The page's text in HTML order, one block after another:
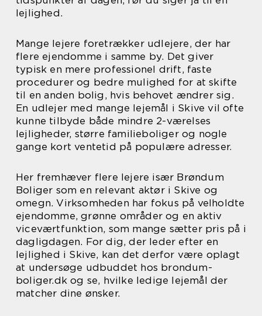
lejlighed.
Mange lejere foretrækker udlejere, der har
flere ejendomme i samme by. Det giver
typisk en mere professionel drift, faste
procedurer og bedre mulighed for at skifte
til en anden bolig, hvis behovet ændrer sig.
En udlejer med mange lejemål i Skive vil ofte
kunne tilbyde både mindre 2-værelses
lejligheder, større familieboliger og nogle
gange kort ventetid på populære adresser.
Her fremhæver flere lejere især Brøndum
Boliger som en relevant aktør i Skive og
omegn. Virksomheden har fokus på velholdte
ejendomme, grønne områder og en aktiv
viceværtfunktion, som mange sætter pris på i
dagligdagen. For dig, der leder efter en
lejlighed i Skive, kan det derfor være oplagt
at undersøge udbuddet hos brondum-
boliger.dk og se, hvilke ledige lejemål der
matcher dine ønsker.